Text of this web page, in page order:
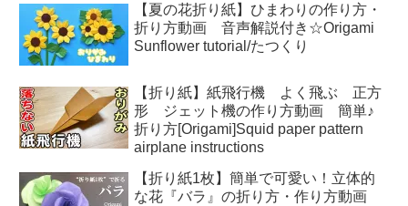
【夏の花折り紙】ひまわりの作り方・
折り方動画 音声解説付き☆Origami
Sunflower tutorial/たつくり
【折り紙】紙飛行機 よく飛ぶ 正方
形 ジェット機の作り方動画 簡単♪
折り方[Origami]Squid paper pattern
airplane instructions
【折り紙1枚】簡単で可愛い！立体的
な花『バラ』の折り方・作り方動画